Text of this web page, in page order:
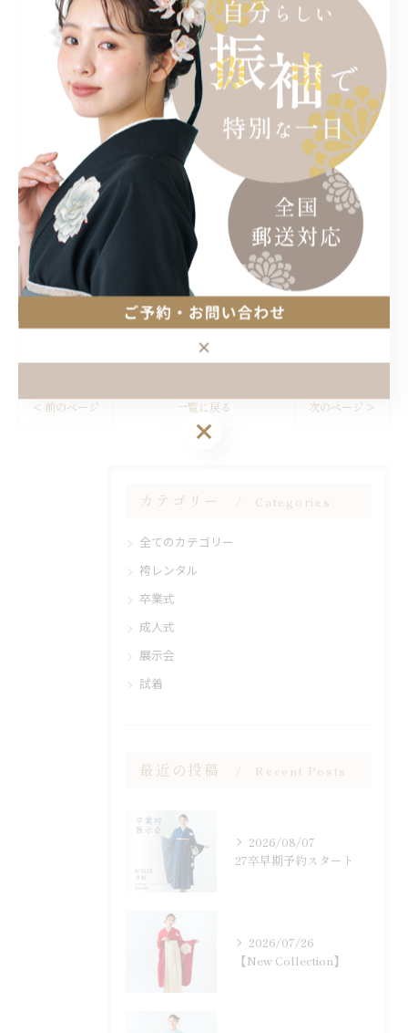
ぜひこの投稿を［保存］して
卒業袴選びの参考にしてみてください！
各地展示会・オンラインにて
レンタルが可能です◎
ご予約やご質問などは
プロフィールURLから、公式LINEまでお願いいたします。
#卒業袴 #袴 #26卒 27卒
< 前のページ 一覧に戻る 次のページ >
カテゴリー Categories
全てのカテゴリー
袴レンタル
卒業式
成人式
展示会
試着
最近の投稿 Recent Posts
2026/08/07
27卒早期予約スタート
2026/07/26
【New Collection】